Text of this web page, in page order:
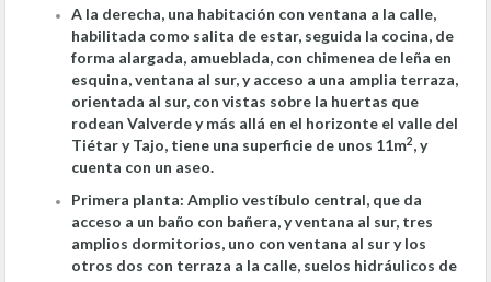
A la derecha, una habitación con ventana a la calle,
habilitada como salita de estar, seguida la cocina, de
forma alargada, amueblada, con chimenea de leña en
esquina, ventana al sur, y acceso a una amplia terraza,
orientada al sur, con vistas sobre la huertas que
rodean Valverde y más allá en el horizonte el valle del
Tiétar y Tajo, tiene una superficie de unos 11m2, y
cuenta con un aseo.
Primera planta: Amplio vestíbulo central, que da
acceso a un baño con bañera, y ventana al sur, tres
amplios dormitorios, uno con ventana al sur y los
otros dos con terraza a la calle, suelos hidráulicos de